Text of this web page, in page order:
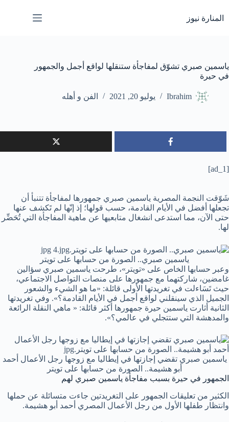
إلى
المحتوى
المنارة نيوز
ياسمين صبري تشوّق لمفاجأة ستنقلها لواقع أجمل والجمهور
في حيرة
Ibrahim يوليو 20, 2021 الفن و أهله
[ad_1]
شَوّقت النجمة المصرية ياسمين صبري جمهورها لمفاجأة تتنبأ أن
تجعلها أفضل في الأيام القادمة، حسب قولها؛ إذ إنّها لم تَكشف عنها
حتى الآن، مما استدعى انشغال متابعيها عن ماهية المفاجأة التي تُحَضِّر
لها.
ياسمين صبري.. الصورة من حسابها على تويتر
وعبر حسابها الخاص على «تويتر»، طرحت ياسمين صبري سؤالين
غامضين، شاركتهما مع جمهورها على منصات التواصل الاجتماعي،
حيث تَسَاءلت في تغريدتها الأولى قائلة: «ما هو الشيء والشعور
الجميل الذي سينقلني لواقع أجمل في الأيام القادمة؟». وفي تغريدتها
الثانية أثارت ياسمين حيرة جمهورها أكثر قائلة: « ماهي النقلة الرائعة
والمدهشة التي ستتجلي في عالمي؟».
ياسمين صبري تقضي إجازتها في إيطاليا مع زوجها رجل الأعمال أحمد
أبو هشيمة.. الصورة من حسابها على تويتر
الجمهور في حيرة بسبب مفاجأة ياسمين صبري لهم
الكثير من تعليقات الجمهور على التغريدتين جاءت متسائلة عن حملها
وانتظار طفلها الأول من رجل الأعمال المصري أحمد أبو هشيمة.